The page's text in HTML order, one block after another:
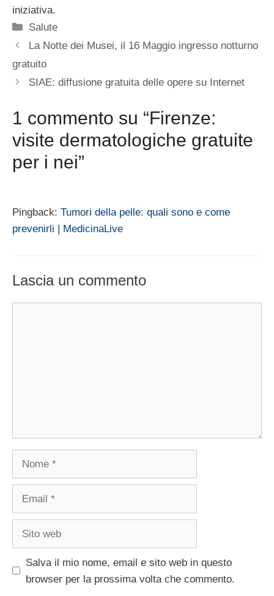
iniziativa.
Categorie
Salute
La Notte dei Musei, il 16 Maggio ingresso notturno
gratuito
SIAE: diffusione gratuita delle opere su Internet
1 commento su “Firenze:
visite dermatologiche gratuite
per i nei”
Pingback: Tumori della pelle: quali sono e come
prevenirli | MedicinaLive
Lascia un commento
Salva il mio nome, email e sito web in questo
browser per la prossima volta che commento.